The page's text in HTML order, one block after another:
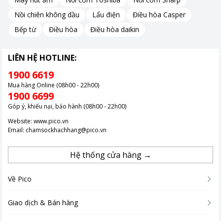
bữa cơm thơm ngon mỗi ngày nhé! Ngoài ra, bạn cũng có thể
tham khảo thêm các nồi cơm điện khác ngayTẠI ĐÂY.
Nồi chiên không dầu
Lẩu điện
Điều hòa Casper
Bếp từ
Điều hòa Điều hòa daikin
LIÊN HỆ HOTLINE:
1900 6619
Mua hàng Online (08h00 - 22h00)
1900 6699
Góp ý, khiếu nại, bảo hành (08h00 - 22h00)
Website: www.pico.vn
Email: chamsockhachhang@pico.vn
Hệ thống cửa hàng →
Về Pico
Giao dịch & Bán hàng